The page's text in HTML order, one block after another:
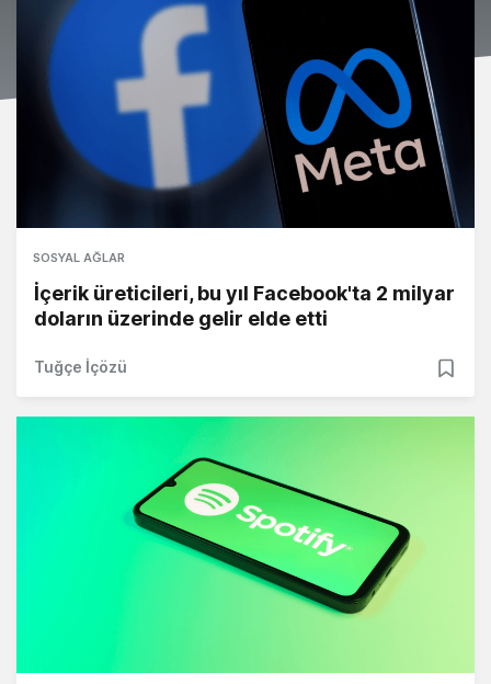
SOSYAL AĞLAR
İçerik üreticileri, bu yıl Facebook'ta 2 milyar
doların üzerinde gelir elde etti
Tuğçe İçözü